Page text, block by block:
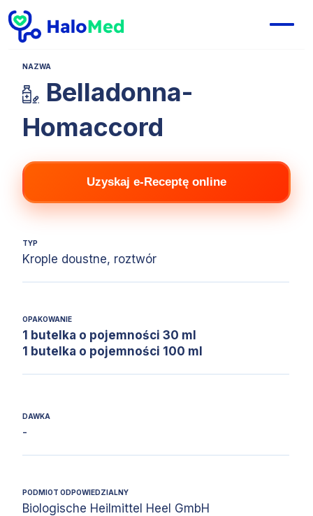
NAZWA
Belladonna-
Homaccord
Uzyskaj e-Receptę online
TYP
Krople doustne, roztwór
OPAKOWANIE
1 butelka o pojemności 30 ml
1 butelka o pojemności 100 ml
DAWKA
-
PODMIOT ODPOWIEDZIALNY
Biologische Heilmittel Heel GmbH